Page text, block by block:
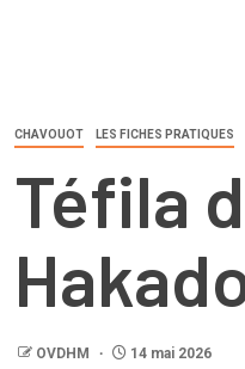
CHAVOUOT LES FICHES PRATIQUES
Téfila
OVDHM 14 mai 2026